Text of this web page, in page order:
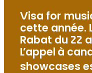
Visa for
cette année.
Rabat du 22
L’appel à
showcases